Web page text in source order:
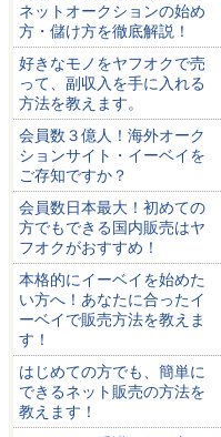
ネットオークションの始め
方・儲け方を徹底解説！
好きなモノをヤフオクで売
って、副収入を手に入れる
方法を教えます。
会員数３億人！海外オーク
ションサイト・イーベイを
ご存知ですか？
会員数日本最大！初めての
方でもできる国内販売はヤ
フオクがおすすめ！
本格的にイーベイを始めた
い方へ！あなたに合ったイ
ーベイで販売方法を教えま
す！
はじめての方でも、簡単に
できるネット販売の方法を
教えます！